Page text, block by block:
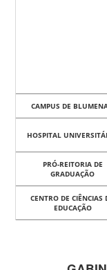
CAMPUS DE
HOSPITAL
PRÓ-REITORIA DE
GRADUAÇÃO
CENTRO DE CIÊNCIAS
EDUCAÇÃO